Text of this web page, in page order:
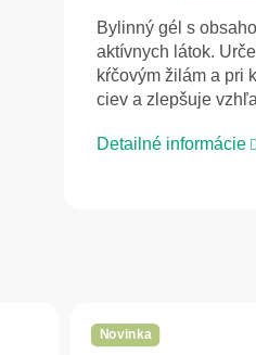
Bylinný gél s
aktívnych látok.
kŕčovým žilám a pri
ciev a zlepšuje
Detailné informácie
Novinka